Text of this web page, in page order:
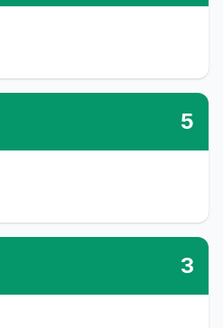
5
3